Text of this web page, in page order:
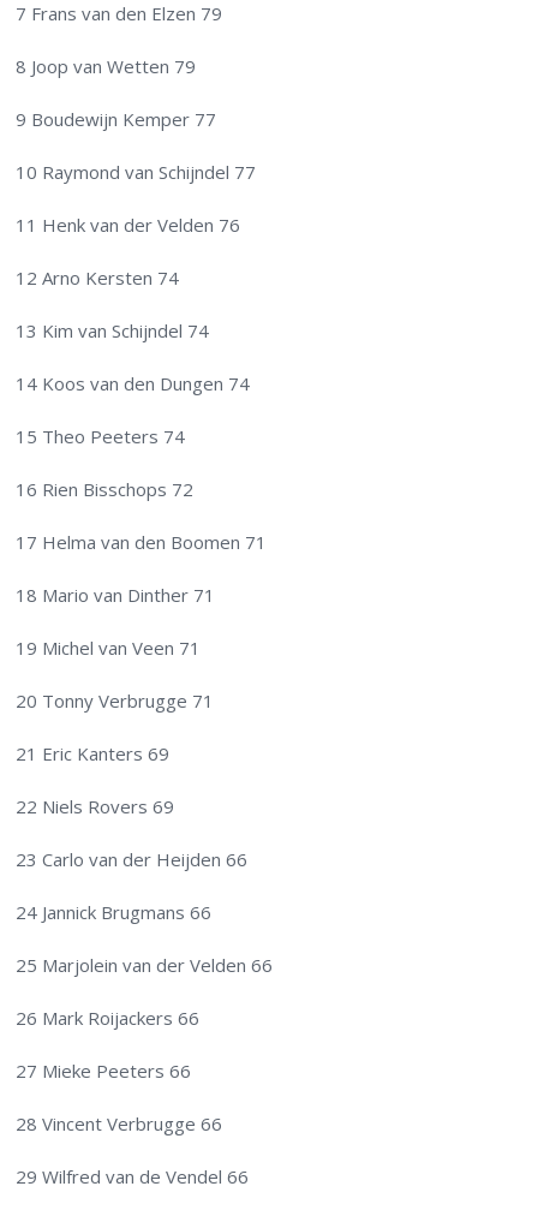
7 Frans van den Elzen 79
8 Joop van Wetten 79
9 Boudewijn Kemper 77
10 Raymond van Schijndel 77
11 Henk van der Velden 76
12 Arno Kersten 74
13 Kim van Schijndel 74
14 Koos van den Dungen 74
15 Theo Peeters 74
16 Rien Bisschops 72
17 Helma van den Boomen 71
18 Mario van Dinther 71
19 Michel van Veen 71
20 Tonny Verbrugge 71
21 Eric Kanters 69
22 Niels Rovers 69
23 Carlo van der Heijden 66
24 Jannick Brugmans 66
25 Marjolein van der Velden 66
26 Mark Roijackers 66
27 Mieke Peeters 66
28 Vincent Verbrugge 66
29 Wilfred van de Vendel 66